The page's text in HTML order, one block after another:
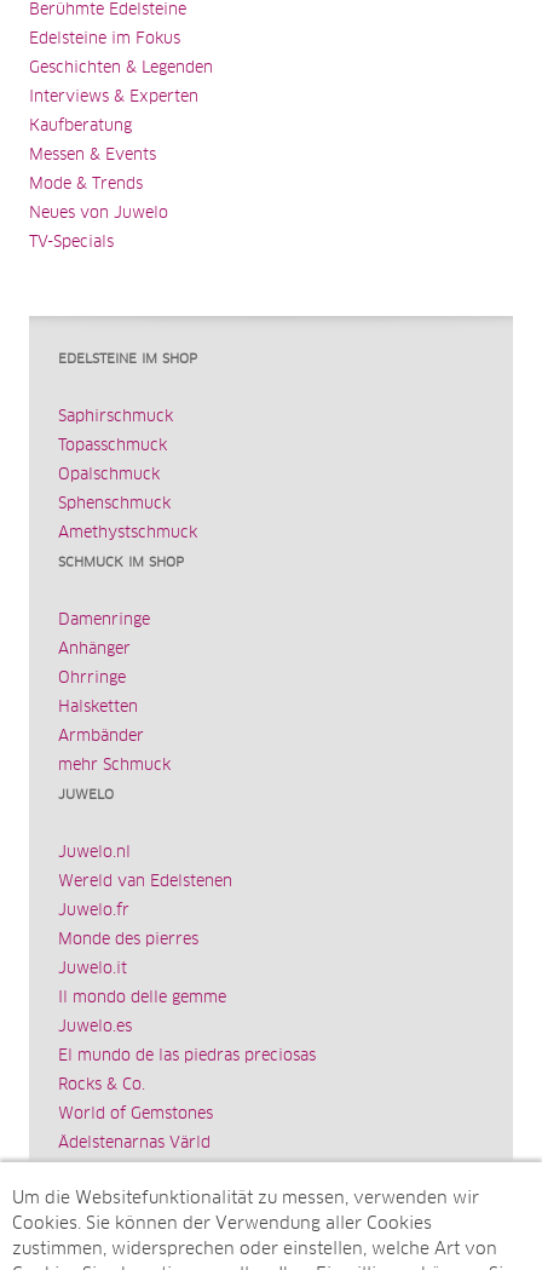
Berühmte Edelsteine
Edelsteine im Fokus
Geschichten & Legenden
Interviews & Experten
Kaufberatung
Messen & Events
Mode & Trends
Neues von Juwelo
TV-Specials
EDELSTEINE IM SHOP
Saphirschmuck
Topasschmuck
Opalschmuck
Sphenschmuck
Amethystschmuck
SCHMUCK IM SHOP
Damenringe
Anhänger
Ohrringe
Halsketten
Armbänder
mehr Schmuck
JUWELO
Juwelo.nl
Wereld van Edelstenen
Juwelo.fr
Monde des pierres
Juwelo.it
Il mondo delle gemme
Juwelo.es
El mundo de las piedras preciosas
Rocks & Co.
World of Gemstones
Ädelstenarnas Värld
Impressum
SITEMAP
Um die Websitefunktionalität zu messen, verwenden wir
Cookies. Sie können der Verwendung aller Cookies
zustimmen, widersprechen oder einstellen, welche Art von